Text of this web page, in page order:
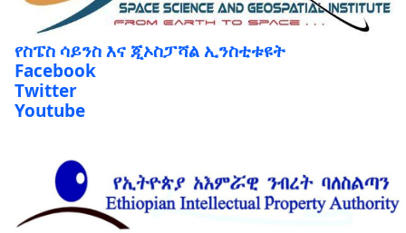
የስፔስ ሳይንስ እና ጂኦስፓሻል ኢንስቲቱዩት
Facebook
Twitter
Youtube